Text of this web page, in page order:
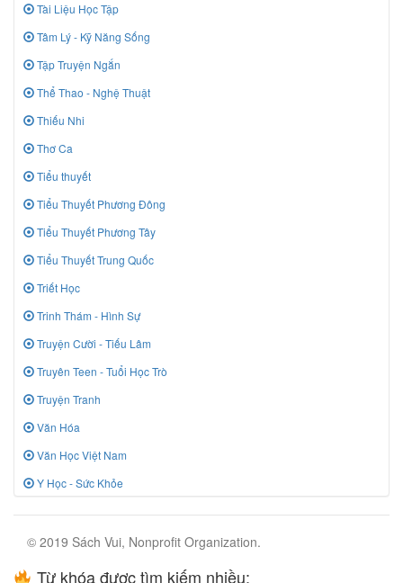
Tài Liệu Học Tập
Tâm Lý - Kỹ Năng Sống
Tập Truyện Ngắn
Thể Thao - Nghệ Thuật
Thiếu Nhi
Thơ Ca
Tiểu thuyết
Tiểu Thuyết Phương Đông
Tiểu Thuyết Phương Tây
Tiểu Thuyết Trung Quốc
Triết Học
Trinh Thám - Hình Sự
Truyện Cười - Tiếu Lâm
Truyên Teen - Tuổi Học Trò
Truyện Tranh
Văn Hóa
Văn Học Việt Nam
Y Học - Sức Khỏe
© 2019 Sách Vui, Nonprofit Organization.
Từ khóa được tìm kiếm nhiều: